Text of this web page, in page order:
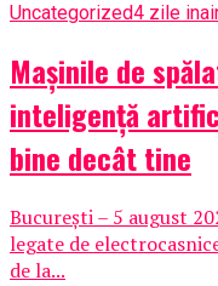
Uncategorized4 zile
Mașinile de
inteligență
bine decât tine
București – 5 august
legate de
de la...